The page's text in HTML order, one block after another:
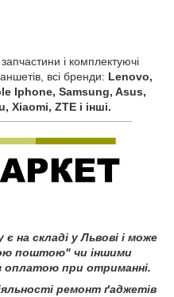
і комплектуючі
всі бренди: Lenovo,
Iphone, Samsung, Asus,
Xiaomi, ZTE і інші.
на складі у Львові і може
поштою" чи іншими
оплатою при отриманні.
ремонт ґаджетів